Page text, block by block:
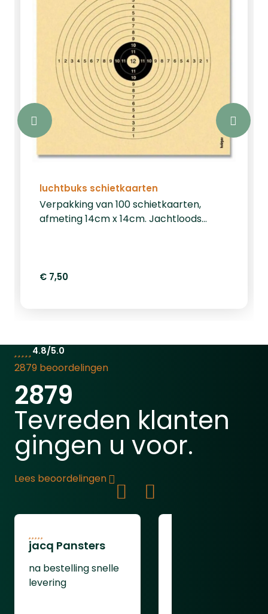
luchtbuks schietkaarten
Verpakking van 100 schietkaarten,
afmeting 14cm x 14cm. Jachtloods
Ontdek hier meer over ratten schieten
€ 7,50
4.8/5.0
2879 beoordelingen
2879
Tevreden klanten
gingen u voor.
Lees beoordelingen
jacq Pansters
na bestelling snelle
levering